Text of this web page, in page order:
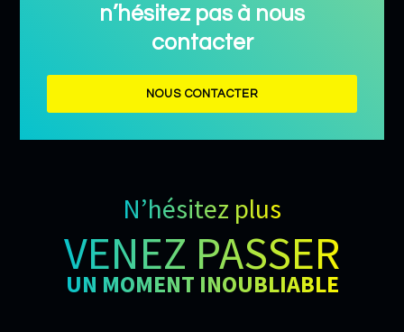
n’hésitez pas à nous
contacter
NOUS CONTACTER
N’hésitez plus
VENEZ PASSER
UN MOMENT INOUBLIABLE